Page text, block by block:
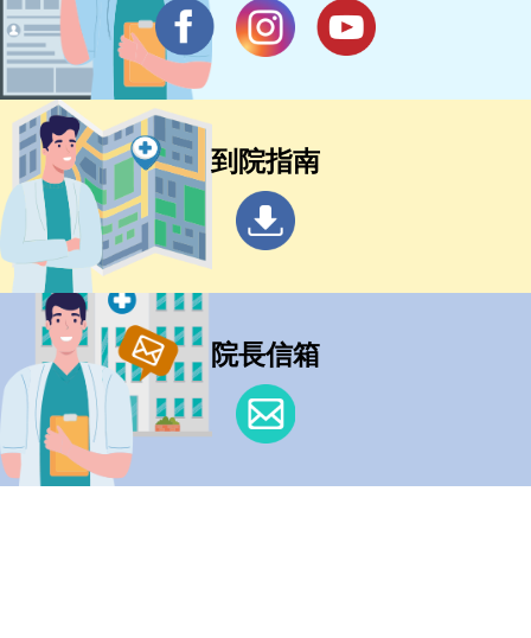
到院指南
院長信箱